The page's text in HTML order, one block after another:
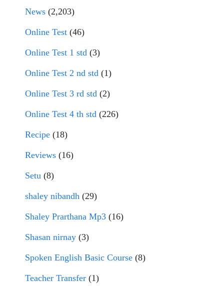
News (2,203)
Online Test (46)
Online Test 1 std (3)
Online Test 2 nd std (1)
Online Test 3 rd std (2)
Online Test 4 th std (226)
Recipe (18)
Reviews (16)
Setu (8)
shaley nibandh (29)
Shaley Prarthana Mp3 (16)
Shasan nirnay (3)
Spoken English Basic Course (8)
Teacher Transfer (1)